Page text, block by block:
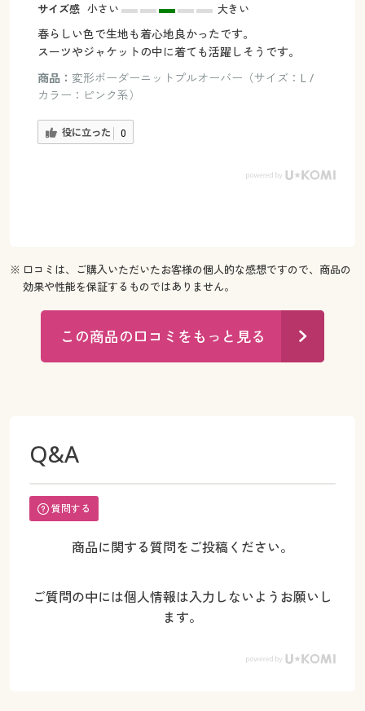
サイズ感 小さい 大きい
春らしい色で生地も着心地良かったです。
スーツやジャケットの中に着ても活躍しそうです。
商品： 変形ボーダーニットプルオーバー（サイズ：L /
カラー：ピンク系）
役に立った 0
※ 口コミは、ご購入いただいたお客様の個人的な感想ですので、商品の
効果や性能を保証するものではありません。
この商品の口コミをもっと見る
Q&A
質問する
商品に関する質問をご投稿ください。
ご質問の中には個人情報は入力しないようお願いし
ます。